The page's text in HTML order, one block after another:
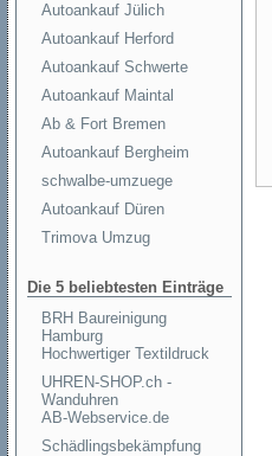
Autoankauf Jülich
Autoankauf Herford
Autoankauf Schwerte
Autoankauf Maintal
Ab & Fort Bremen
Autoankauf Bergheim
schwalbe-umzuege
Autoankauf Düren
Trimova Umzug
Die 5 beliebtesten Einträge
BRH Baureinigung
Hamburg
Hochwertiger Textildruck
UHREN-SHOP.ch -
Wanduhren
AB-Webservice.de
Schädlingsbekämpfung